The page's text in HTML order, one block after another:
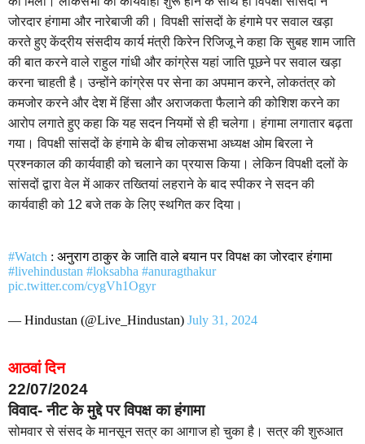
जोरदार हंगामा और नारेबाजी की। विपक्षी सांसदों के हंगामे पर सवाल खड़ा
करते हुए केंद्रीय संसदीय कार्य मंत्री किरेन रिजिजू ने कहा कि सुबह शाम जाति
की बात करने वाले राहुल गांधी और कांग्रेस यहां जाति पूछने पर सवाल खड़ा
करना चाहती है। उन्होंने कांग्रेस पर सेना का अपमान करने, लोकतंत्र को
कमजोर करने और देश में हिंसा और अराजकता फैलाने की कोशिश करने का
आरोप लगाते हुए कहा कि यह सदन नियमों से ही चलेगा। हंगामा लगातार बढ़ता
गया। विपक्षी सांसदों के हंगामे के बीच लोकसभा अध्यक्ष ओम बिरला ने
प्रश्नकाल की कार्यवाही को चलाने का प्रयास किया। लेकिन विपक्षी दलों के
सांसदों द्वारा वेल में आकर तख्तियां लहराने के बाद स्पीकर ने सदन की
कार्यवाही को 12 बजे तक के लिए स्थगित कर दिया।
#Watch : अनुराग ठाकुर के जाति वाले बयान पर विपक्ष का जोरदार हंगामा
#livehindustan #loksabha #anuragthakur
pic.twitter.com/cygVh1Ogyr
— Hindustan (@Live_Hindustan) July 31, 2024
आठवां दिन
22/07/2024
विवाद- नीट के मुद्दे पर विपक्ष का हंगामा
सोमवार से संसद के मानसून सत्र का आगाज हो चुका है। सत्र की शुरुआत